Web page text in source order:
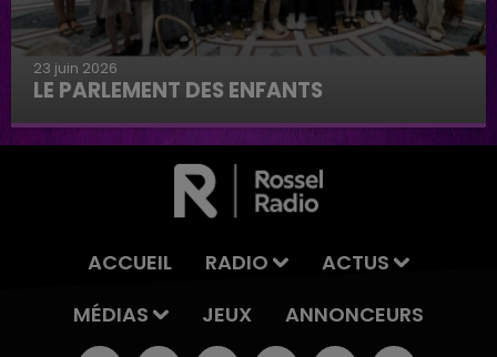
23 juin 2026
LE PARLEMENT DES ENFANTS
Le parlement des enfants
ACCUEIL RADIO
ACTUS
MÉDIAS
JEUX ANNONCEURS